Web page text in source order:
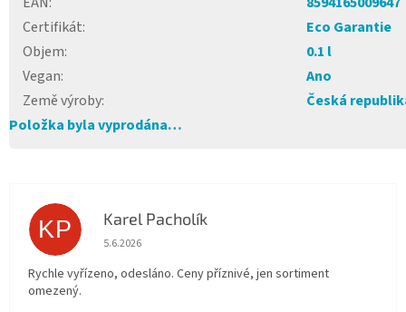
Certifikát:
Eco Garantie
Objem:
0.1 l
Vegan:
Ano
Země výroby:
Česká
Položka byla vyprodána…
KP Karel Pacholík
Hodnocení obchodu je 4 z 5 hvězdiček.
5.6.2026
Rychle vyřízeno, odesláno. Ceny příznivé, jen sortiment
omezený.